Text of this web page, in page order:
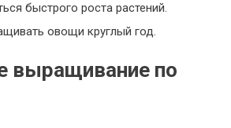
быстрого роста растений.
овощи круглый год.
выращивание по